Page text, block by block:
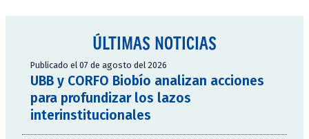
ÚLTIMAS NOTICIAS
Publicado el 07 de agosto del 2026
UBB y CORFO Biobío analizan acciones
para profundizar los lazos
interinstitucionales